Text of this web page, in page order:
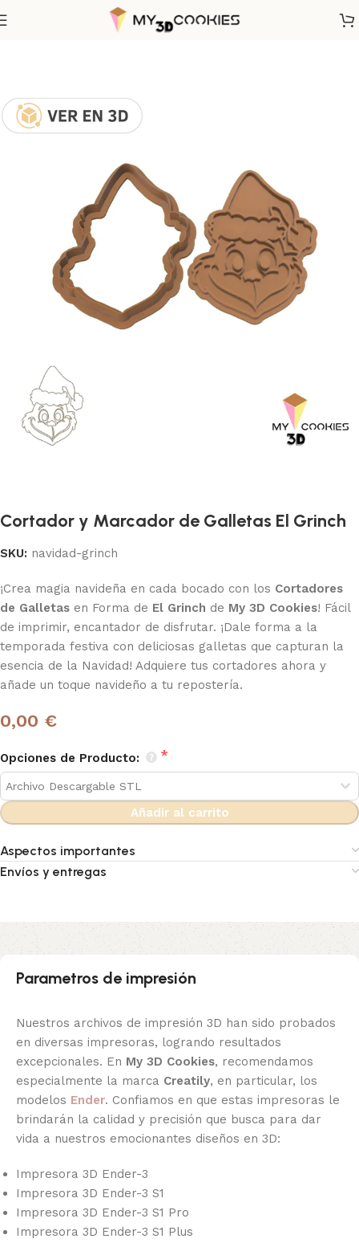
Fechas Calendarias Navidad
Cortador y Marcador de Galletas El Grinch
SKU: navidad-grinch
¡Crea magia navideña en cada bocado con los Cortadores
de Galletas en Forma de El Grinch de My 3D Cookies! Fácil
de imprimir, encantador de disfrutar. ¡Dale forma a la
temporada festiva con deliciosas galletas que capturan la
esencia de la Navidad! Adquiere tus cortadores ahora y
añade un toque navideño a tu repostería.
0,00 €
Opciones de Producto:
Añadir al carrito
Aspectos importantes
Envíos y entregas
Parametros de impresión
Nuestros archivos de impresión 3D han sido probados
en diversas impresoras, logrando resultados
excepcionales. En My 3D Cookies, recomendamos
especialmente la marca Creatily, en particular, los
modelos Ender. Confiamos en que estas impresoras le
brindarán la calidad y precisión que busca para dar
vida a nuestros emocionantes diseños en 3D:
Impresora 3D Ender-3
Impresora 3D Ender-3 S1
Impresora 3D Ender-3 S1 Pro
Impresora 3D Ender-3 S1 Plus